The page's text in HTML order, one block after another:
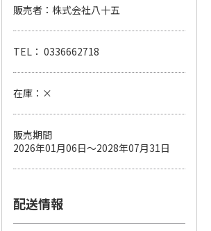
販売者：株式会社八十五
TEL： 0336662718
在庫：×
販売期間
2026年01月06日～2028年07月31日
配送情報